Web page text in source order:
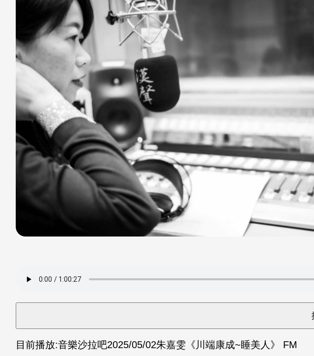
目前播放:音樂沙拉吧2025/05/02朱嘉雯《川端康成~睡美人》 FM